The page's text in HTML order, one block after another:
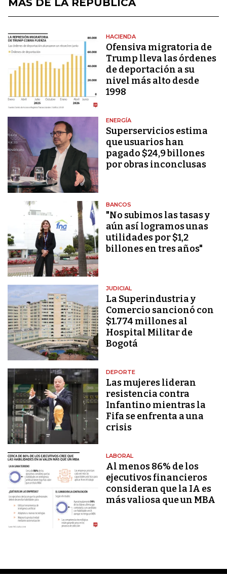
MÁS DE LA REPÚBLICA
HACIENDA
Ofensiva migratoria de
Trump lleva las órdenes
de deportación a su
nivel más alto desde
1998
ENERGÍA
Superservicios estima
que usuarios han
pagado $24,9 billones
por obras inconclusas
BANCOS
"No subimos las tasas y
aún así logramos unas
utilidades por $1,2
billones en tres años"
JUDICIAL
La Superindustria y
Comercio sancionó con
$1.774 millones al
Hospital Militar de
Bogotá
DEPORTE
Las mujeres lideran
resistencia contra
Infantino mientras la
Fifa se enfrenta a una
crisis
LABORAL
Al menos 86% de los
ejecutivos financieros
consideran que la IA es
más valiosa que un MBA